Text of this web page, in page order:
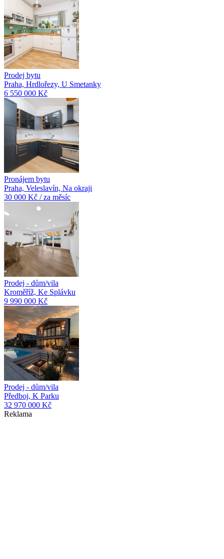
Prodej bytu
Praha, Hrdlořezy, U Smetanky
6 550 000 Kč
Pronájem bytu
Praha, Veleslavín, Na okraji
30 000 Kč / za měsíc
Prodej - dům/vila
Kroměříž, Ke Splávku
9 990 000 Kč
Prodej - dům/vila
Předboj, K Parku
32 970 000 Kč
Reklama